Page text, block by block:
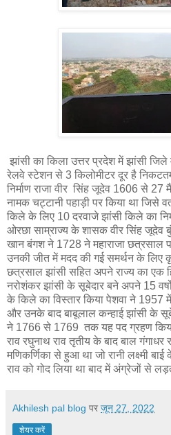
झांसी का किला उत्तर प्रदेश में झांसी
रेलवे स्टेशन से 3 किलोमीटर दूर है
निर्माण राजा वीर सिंह जूदेव 1606 से
नामक चट्टानी पहाड़ी पर किया था जिसे
किले के लिए 10 दरवाजे झांसी किले का
ओरछा साम्राज्य के शासक वीर सिंह जूदेव
खान बंगश ने 1728 ने महाराजा छत्रसाल पर
उनकी जीत में मदद की गई समर्थन के लिए
छत्रसाल झांसी सहित अपने राज्य का एक
नरोशंकर झांसी के सूबेदार बने अपने 15
के किले का विस्तार किया पेशवा ने 1957
और उनके बाद बाबूलाल कन्हाई झांसी के
ने 1766 से 1769 तक यह पद ग्रहण किया
राव रघुनाथ राव तृतीय के बाद बाल गंगाधर
मणिकर्णिका से हुआ था जो रानी लक्ष्मी बाई
राव को गोद लिया था बाद में अंग्रेजों से
Akhilesh pal blog पर जून 27, 2022
शेयर करें